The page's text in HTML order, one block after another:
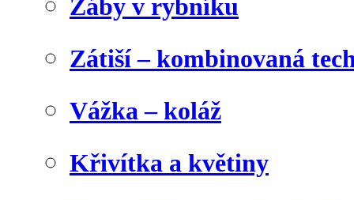
Žáby v rybníku
Zátiší – kombinovaná
Vážka – koláž
Křivítka a květiny